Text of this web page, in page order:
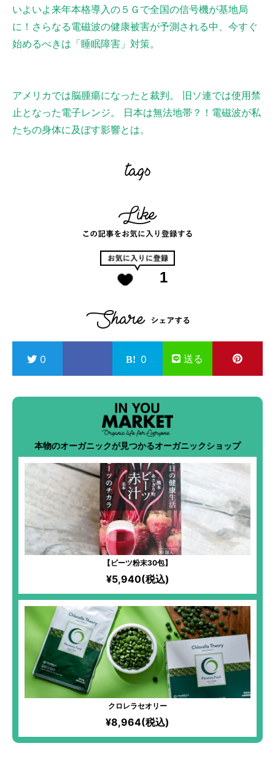
いよいよ来年本格導入の５Ｇで全国の信号機が基地局
に！さらなる電磁波の健康被害が予測される中、今すぐ
始めるべきは「睡眠障害」対策。
アメリカでは脳腫瘍になったと裁判。 旧ソ連では使用禁
止となった電子レンジ。 日本は無法地帯？！電磁波が私
たちの身体に及ぼす影響とは。
1
0 0 送る
本物のオーガニックが見つかるオーガニックショップ
【ビーツ粉末30包】
¥5,940(税込)
クロレラセオリー
¥8,964(税込)